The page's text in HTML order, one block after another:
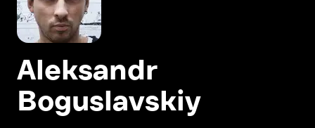
Aleksandr
Boguslavskiy